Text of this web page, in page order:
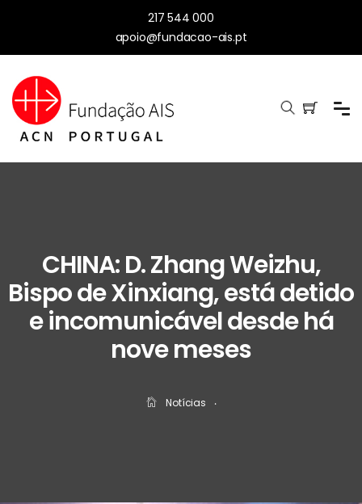
217 544 000
apoio@fundacao-ais.pt
CHINA: D. Zhang Weizhu,
Bispo de Xinxiang, está detido
e incomunicável desde há
nove meses
Notícias ‧